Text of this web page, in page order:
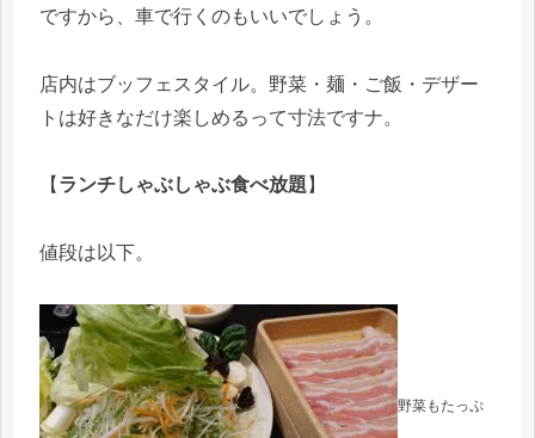
ですから、車で行くのもいいでしょう。
店内はブッフェスタイル。野菜・麺・ご飯・デザー
トは好きなだけ楽しめるって寸法ですナ。
【 ランチしゃぶしゃぶ食べ放題 】
値段は以下。
野菜もたっぷ